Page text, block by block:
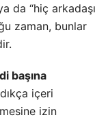
da “hiç arkadaşı
zaman, bunlar
başına
içeri
izin